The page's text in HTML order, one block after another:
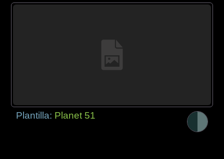
Plantilla: Planet 51